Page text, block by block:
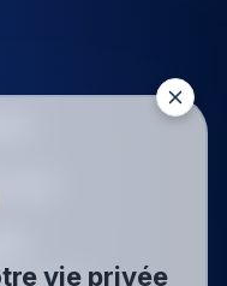
mail
vie privée